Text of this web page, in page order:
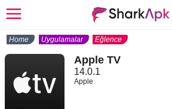
Home Uygulamalar Eğlence
Apple TV
14.0.1
Apple